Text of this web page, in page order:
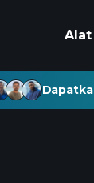
Alat